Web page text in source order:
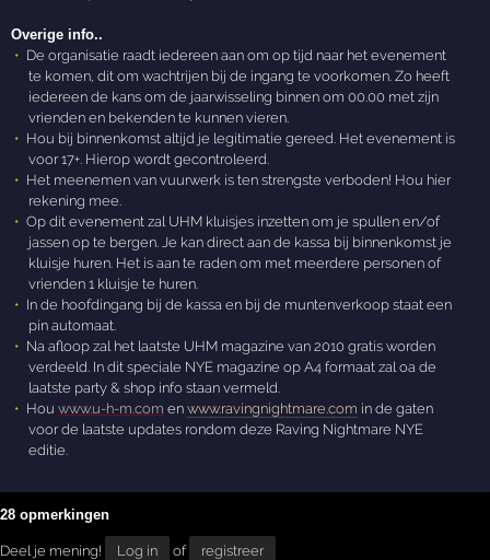
Overige info..
De organisatie raadt iedereen aan om op tijd naar het evenement
te komen, dit om wachtrijen bij de ingang te voorkomen. Zo heeft
iedereen de kans om de jaarwisseling binnen om 00.00 met zijn
vrienden en bekenden te kunnen vieren.
Hou bij binnenkomst altijd je legitimatie gereed. Het evenement is
voor 17+. Hierop wordt gecontroleerd.
Het meenemen van vuurwerk is ten strengste verboden! Hou hier
rekening mee.
Op dit evenement zal UHM kluisjes inzetten om je spullen en/of
jassen op te bergen. Je kan direct aan de kassa bij binnenkomst je
kluisje huren. Het is aan te raden om met meerdere personen of
vrienden 1 kluisje te huren.
In de hoofdingang bij de kassa en bij de muntenverkoop staat een
pin automaat.
Na afloop zal het laatste UHM magazine van 2010 gratis worden
verdeeld. In dit speciale NYE magazine op A4 formaat zal oa de
laatste party & shop info staan vermeld.
Hou www.u-h-m.com en www.ravingnightmare.com in de gaten
voor de laatste updates rondom deze Raving Nightmare NYE
editie.
28 opmerkingen
Deel je mening! Log in of registreer